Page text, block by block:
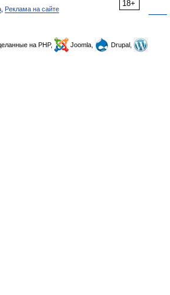
18+
Реклама на сайте
на PHP, Joomla,
Drupal,